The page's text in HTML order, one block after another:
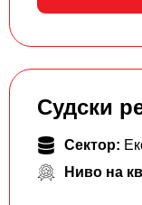
Судски
Сектор:
Ниво на